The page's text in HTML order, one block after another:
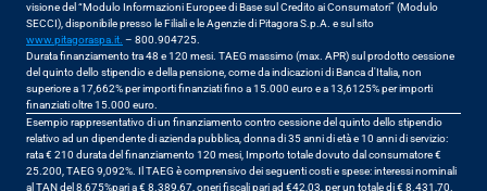
visione del “Modulo Informazioni Europee di Base sul Credito ai Consumatori” (Modulo
www.pitagoraspa.it. – 800.904725.
Durata finanziamento tra 48 e 120 mesi. TAEG massimo (max. APR) sul prodotto cessione
del quinto dello stipendio e della pensione, come da indicazioni di Banca d'Italia, non
superiore a 17,662% per importi finanziati fino a 15.000 euro e a 13,6125% per importi
finanziati oltre 15.000 euro.
Esempio rappresentativo di un finanziamento contro cessione del quinto dello stipendio
relativo ad un dipendente di azienda pubblica, donna di 35 anni di età e 10 anni di servizio:
rata € 210 durata del finanziamento 120 mesi, Importo totale dovuto dal consumatore €
25.200, TAEG 9,092%. Il TAEG è comprensivo dei seguenti costi e spese: interessi nominali
al TAN del 8,675%pari a € 8.389,67, oneri fiscali pari ad €42,03, per un totale di € 8.431,70.